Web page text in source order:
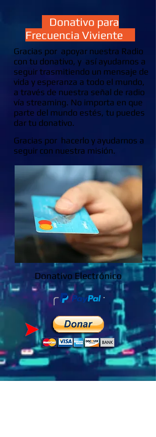
Donativo para
Frecuencia Viviente
Gracias por apoyar nuestra Radio
con tu donativo, y así ayudarnos a
seguir trasmitiendo un mensaje de
vida y esperanza a todo el mundo,
a través de nuestra señal de radio
vía streaming. No importa en que
parte del mundo estés, tu puedes
dar tu donativo.
Gracias por hacerlo y ayudarnos a
seguir con nuestra misión.
Donativo Electrónico